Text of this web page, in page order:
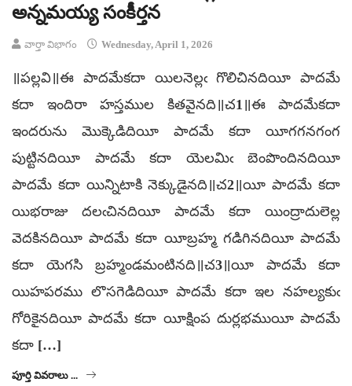
అన్నమయ్య సంకీర్తన
వార్తా విభాగం Wednesday, April 1, 2026
॥పల్లవి॥ఈ పాదమేకదా యిలనెల్లఁ గొలిచినదియీ పాదమే
కదా ఇందిరా హస్తముల కితవైనది॥చ1॥ఈ పాదమేకదా
ఇందరును మొక్కెడిదియీ పాదమే కదా యీగగనగంగ
పుట్టినదియీ పాదమే కదా యెలమిఁ బెంపొందినదియీ
పాదమే కదా యిన్నిటాకి నెక్కుడైనది॥చ2॥యీ పాదమే కదా
యిభరాజు దలఁచినదియీ పాదమే కదా యింద్రాదులెల్ల
వెదకినదియీ పాదమే కదా యీబ్రహ్మ గడిగినదియీ పాదమే
కదా యెగసి బ్రహ్మండమంటినది॥చ3॥యీ పాదమే కదా
యిహపరము లొసగెడిదియీ పాదమే కదా ఇల నహల్యకుఁ
గోరికైనదియీ పాదమే కదా యీక్షింప దుర్లభముయీ పాదమే
కదా […]
పూర్తి వివరాలు ...